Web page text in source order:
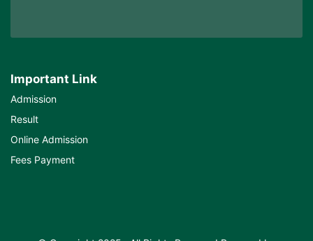
Important Link
Admission
Result
Online Admission
Fees Payment